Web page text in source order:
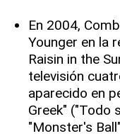
En 2004,
Younger en la
Raisin in the
televisión
aparecido en
Greek" ("Todo
"Monster's